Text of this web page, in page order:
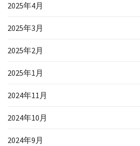
2025年4月
2025年3月
2025年2月
2025年1月
2024年11月
2024年10月
2024年9月